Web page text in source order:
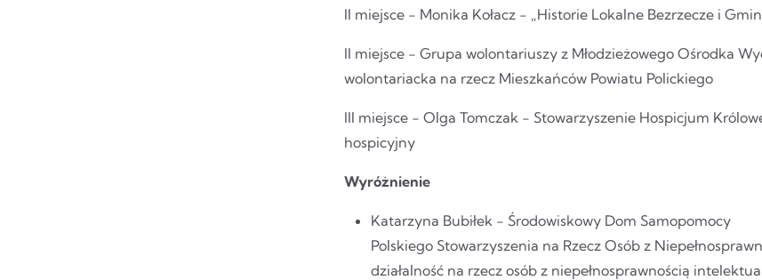
II miejsce - Monika Kołacz - „Historie Lokalne Bezrzecze i
II miejsce - Grupa wolontariuszy z Młodzieżowego Ośrodka
wolontariacka na rzecz Mieszkańców Powiatu Polickiego
III miejsce - Olga Tomczak - Stowarzyszenie Hospicjum
hospicyjny
Wyróżnienie
Katarzyna Bubiłek - Środowiskowy Dom Samopomocy
Polskiego Stowarzyszenia na Rzecz Osób z
działalność na rzecz osób z niepełnosprawnością